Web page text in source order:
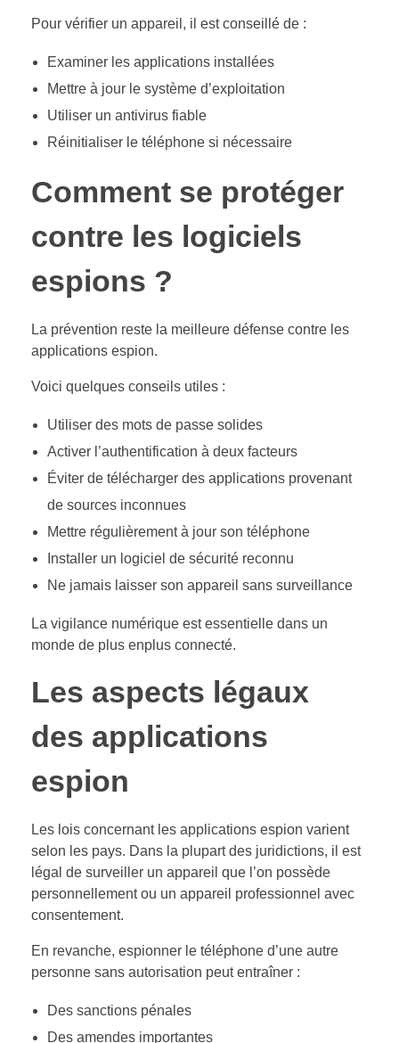
Pour vérifier un appareil, il est conseillé de :
Examiner les applications installées
Mettre à jour le système d’exploitation
Utiliser un antivirus fiable
Réinitialiser le téléphone si nécessaire
Comment se protéger
contre les logiciels
espions ?
La prévention reste la meilleure défense contre les
applications espion.
Voici quelques conseils utiles :
Utiliser des mots de passe solides
Activer l’authentification à deux facteurs
Éviter de télécharger des applications provenant
de sources inconnues
Mettre régulièrement à jour son téléphone
Installer un logiciel de sécurité reconnu
Ne jamais laisser son appareil sans surveillance
La vigilance numérique est essentielle dans un
monde de plus enplus connecté.
Les aspects légaux
des applications
espion
Les lois concernant les applications espion varient
selon les pays. Dans la plupart des juridictions, il est
légal de surveiller un appareil que l’on possède
personnellement ou un appareil professionnel avec
consentement.
En revanche, espionner le téléphone d’une autre
personne sans autorisation peut entraîner :
Des sanctions pénales
Des amendes importantes